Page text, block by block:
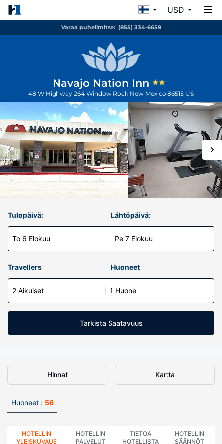
USD
Varaa puhelimitse: (855) 334-6659
Navajo Nation Inn
48 W Highway 264 Window Rock New Mexico 86515 US
Tulopäivä:
To 6 Elokuu
Lähtöpäivä:
Pe 7 Elokuu
Travellers Huoneet
2 Aikuiset 1 Huone
Tarkista Saatavuus
Hinnat Kartta
Huoneet : 56
HOTELLIN
YLEISKUVAUS
HOTELLIN
PALVELUT
TIETOA
HOTELLISTA
HOTELLIN
SÄÄNNÖT